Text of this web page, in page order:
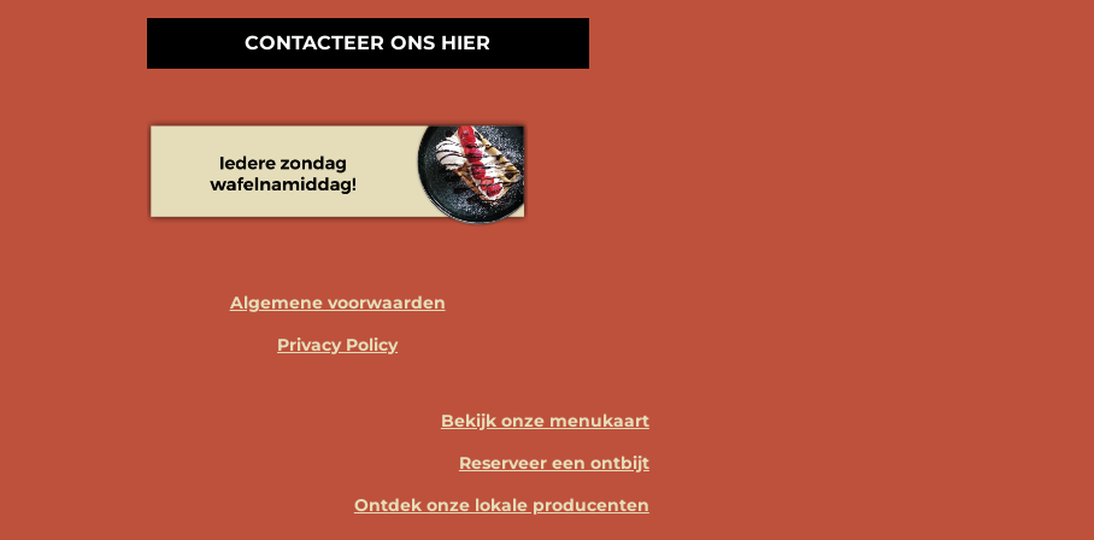
CONTACTEER ONS HIER
Algemene voorwaarden
Privacy Policy
Bekijk onze menukaart
Reserveer een ontbijt
Ontdek onze lokale producenten